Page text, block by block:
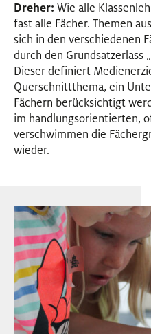
Dreher: Wie alle
fast alle Fächer. Themen
sich in den verschiedenen
durch den Grundsatzerlass
Dieser definiert
Querschnittthema, ein
Fächern berücksichtigt
im handlungsorientierten,
verschwimmen die
wieder.